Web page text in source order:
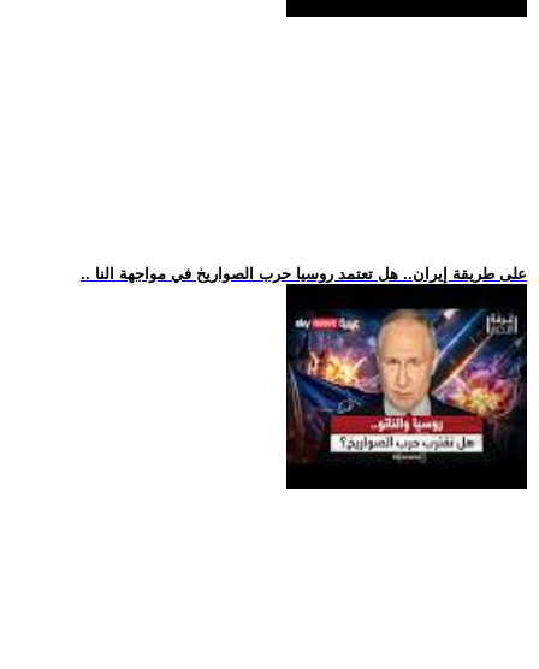
.. على طريقة إيران.. هل تعتمد روسيا حرب الصواريخ في مواجهة النا